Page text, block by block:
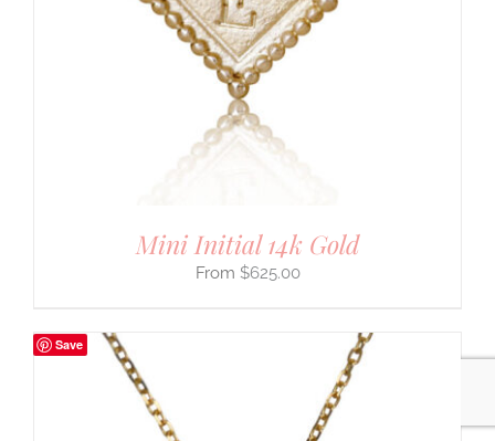
Mini Initial 14k Gold
$625.00
Save